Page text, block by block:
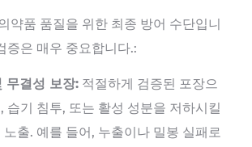
약품 품질을 위한 최종 방어 수단입니
증은 매우 중요합니다.:
무결성 보장: 적절하게 검증된 포장으
습기 침투, 또는 활성 성분을 저하시킬
노출. 예를 들어, 누출이나 밀봉 실패로